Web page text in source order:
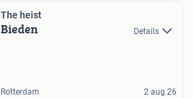
The heist
Bieden Details
Rotterdam 2 aug 26